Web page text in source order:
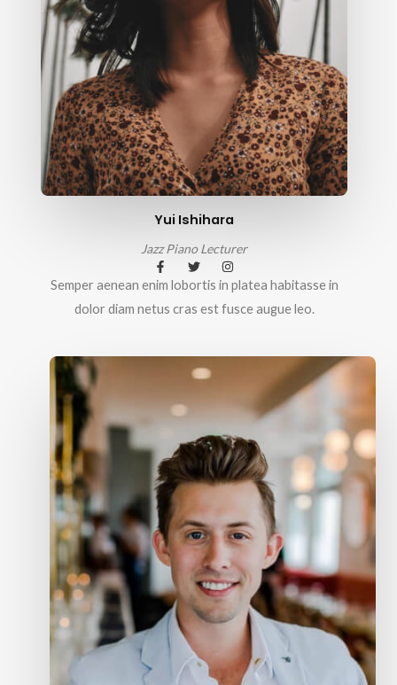
Yui Ishihara
Jazz Piano Lecturer
Semper aenean enim lobortis in platea habitasse in
dolor diam netus cras est fusce augue leo.